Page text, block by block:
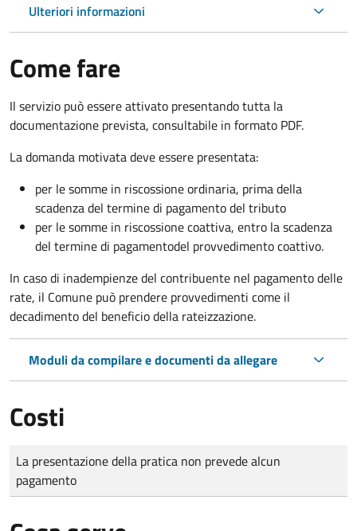
Ulteriori informazioni
Come fare
Il servizio può essere attivato presentando tutta la
documentazione prevista, consultabile in formato PDF.
La domanda motivata deve essere presentata:
per le somme in riscossione ordinaria, prima della
scadenza del termine di pagamento del tributo
per le somme in riscossione coattiva, entro la scadenza
del termine di pagamentodel provvedimento coattivo.
In caso di inadempienze del contribuente nel pagamento delle
rate, il Comune può prendere provvedimenti come il
decadimentodel beneficio della rateizzazione.
Moduli da compilare e documenti da allegare
Costi
Tipo di pagamento
Importo
La presentazione della pratica non prevede alcun
pagamento